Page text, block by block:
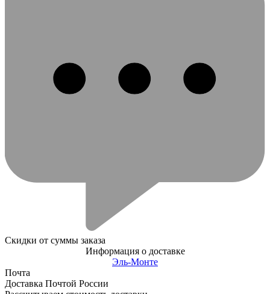
Скидки от суммы заказа
Информация о доставке
Эль-Монте
Почта
Доставка Почтой России